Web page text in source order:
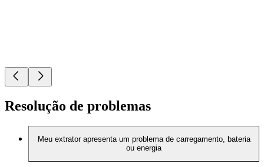
Resolução de problemas
Meu extrator apresenta um problema de carregamento, bateria
ou energia